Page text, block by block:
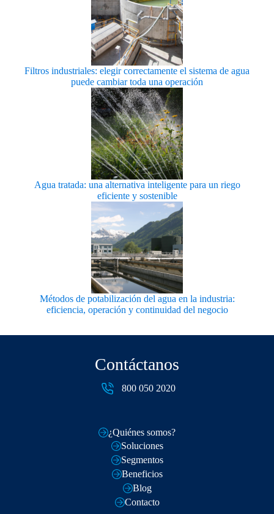
Filtros industriales: elegir correctamente el sistema de agua
puede cambiar toda una operación
Agua tratada: una alternativa inteligente para un riego
eficiente y sostenible
Métodos de potabilización del agua en la industria:
eficiencia, operación y continuidad del negocio
Contáctanos
800 050 2020
¿Quiénes somos?
Soluciones
Segmentos
Beneficios
Blog
Contacto